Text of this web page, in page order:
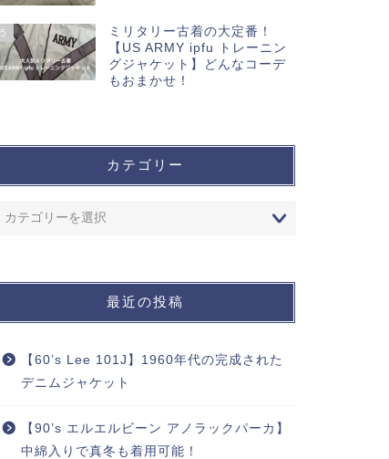
5
ミリタリー古着の大定番！
【US ARMY ipfu トレーニン
グジャケット】どんなコーデ
もおまかせ！
カテゴリー
最近の投稿
【60’s Lee 101J】1960年代の完成された
デニムジャケット
【90’s エルエルビーン アノラックパーカ】
中綿入りで真冬も着用可能！